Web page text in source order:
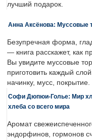
лучший подарок.
Анна Аксёнова: Муссовые
Безупречная форма,
— книга расскажет, как
Вы увидите муссовые
приготовить каждый
начинку, мусс, покрытие.
Софи Дюпюи-Голье: Мир
хлеба со всего мира
Аромат
эндорфинов, гормонов